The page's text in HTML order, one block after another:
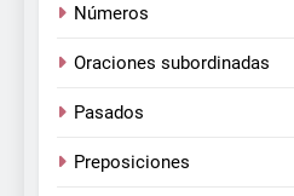
Números
Oraciones subordinadas
Pasados
Preposiciones